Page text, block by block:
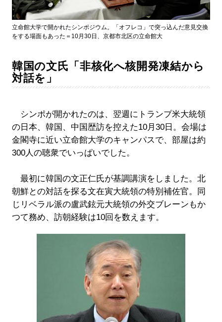
立命館大学で開かれたシンポジウム。「オフレコ」で突っ込んだ意見交換
をする場面もあった＝10月30日、京都市北区の立命館大
韓国の文氏「非核化へ核開発凍結から
対話を」
シンポが開かれたのは、翌週にトランプ米大統領
の日本、韓国、中国歴訪を控えた10月30日。会場は
金閣寺に近い立命館大学のキャンパスで、部屋は約
300人の聴衆でいっぱいでした。
最初に韓国の文正仁氏が基調講演をしました。北
朝鮮との対話を探る文在寅大統領の特別補佐官。同
じリベラル派の盧武鉉元大統領の外交ブレーンもか
つて務め、訪朝経験は10回を数えます。